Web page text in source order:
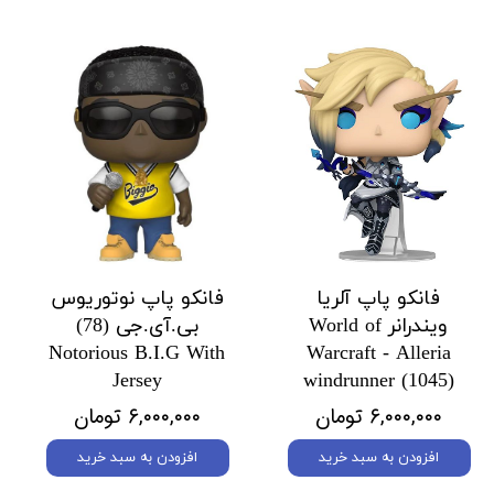
فانکو پاپ آلریا
ویندرانر World of
Warcraft - Alleria
windrunner (1045)
۶,۰۰۰,۰۰۰ تومان
افزودن به سبد خرید
فانکو پاپ نوتوریوس
بی.آی.جی (78)
Notorious B.I.G With
Jersey
۶,۰۰۰,۰۰۰ تومان
افزودن به سبد خرید